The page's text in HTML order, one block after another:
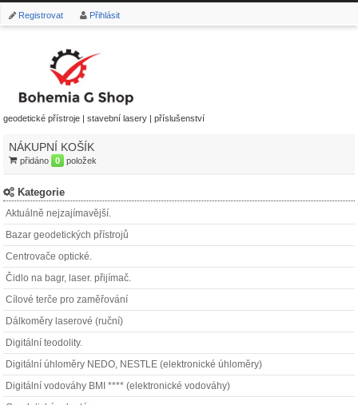
Registrovat Přihlásit
geodetické přístroje | stavební lasery | příslušenství
NÁKUPNÍ KOŠÍK
přidáno 0 položek
Kategorie
Aktuálně nejzajímavější.
Bazar geodetických přístrojů
Centrovače optické.
Čidlo na bagr, laser. přijímač.
Cílové terče pro zaměřování
Dálkoměry laserové (ruční)
Digitální teodolity.
Digitální úhloměry NEDO, NESTLE (elektronické úhloměry)
Digitální vodováhy BMI **** (elektronické vodováhy)